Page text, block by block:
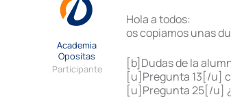
Academia
Opositas
Participante
Hola a todos:
os copiamos unas
[b]Dudas de la
[u]Pregunta 13[/u]
[u]Pregunta 25[/u]